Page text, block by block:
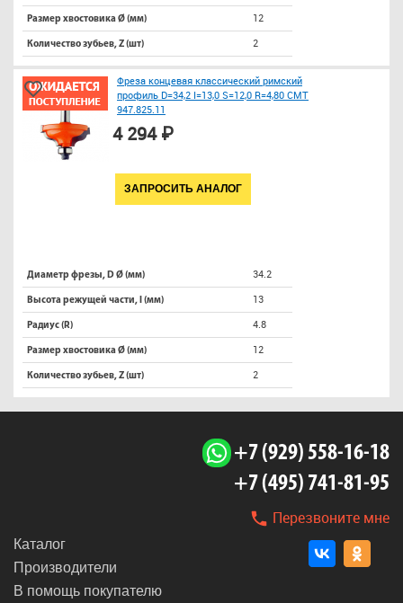
Размер хвостовика Ø (мм) 12
Количество зубьев, Z (шт) 2
Фреза концевая классический римский
профиль D=34,2 I=13,0 S=12,0 R=4,80 CMT
947.825.11
4 294 ₽
ЗАПРОСИТЬ АНАЛОГ
Диаметр фрезы, D Ø (мм) 34.2
Высота режущей части, l (мм) 13
Радиус (R) 4.8
Размер хвостовика Ø (мм) 12
Количество зубьев, Z (шт) 2
+7 (929) 558-16-18
+7 (495) 741-81-95
Перезвоните мне
Каталог
Производители
В помощь покупателю